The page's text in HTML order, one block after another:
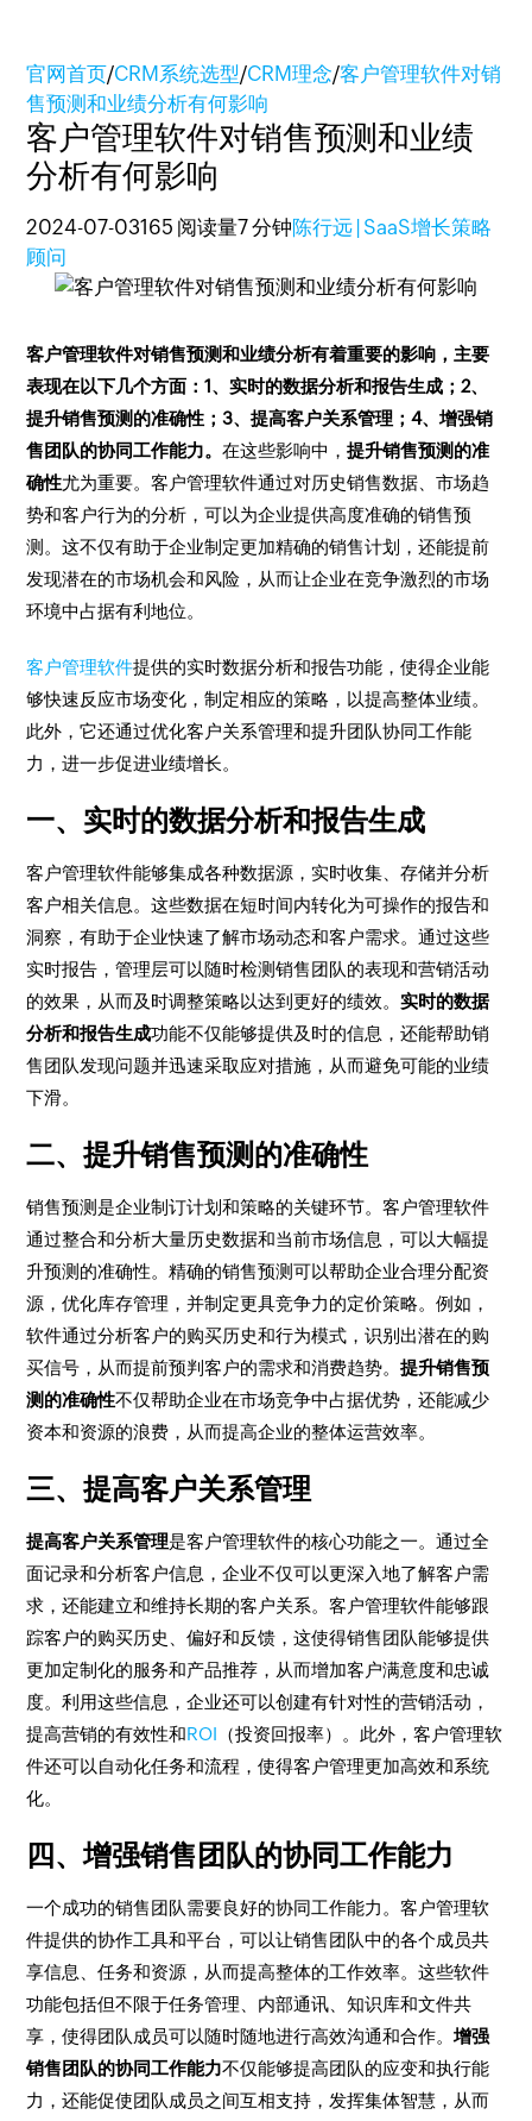
官网首页/CRM系统选型/CRM理念/客户管理软件对销
售预测和业绩分析有何影响
客户管理软件对销售预测和业绩
分析有何影响
2024-07-03165 阅读量7 分钟陈行远 | SaaS增长策略
顾问
客户管理软件对销售预测和业绩分析有着重要的影响，主要
表现在以下几个方面：1、实时的数据分析和报告生成；2、
提升销售预测的准确性；3、提高客户关系管理；4、增强销
售团队的协同工作能力。在这些影响中，提升销售预测的准
确性尤为重要。客户管理软件通过对历史销售数据、市场趋
势和客户行为的分析，可以为企业提供高度准确的销售预
测。这不仅有助于企业制定更加精确的销售计划，还能提前
发现潜在的市场机会和风险，从而让企业在竞争激烈的市场
环境中占据有利地位。
客户管理软件提供的实时数据分析和报告功能，使得企业能
够快速反应市场变化，制定相应的策略，以提高整体业绩。
此外，它还通过优化客户关系管理和提升团队协同工作能
力，进一步促进业绩增长。
一、实时的数据分析和报告生成
客户管理软件能够集成各种数据源，实时收集、存储并分析
客户相关信息。这些数据在短时间内转化为可操作的报告和
洞察，有助于企业快速了解市场动态和客户需求。通过这些
实时报告，管理层可以随时检测销售团队的表现和营销活动
的效果，从而及时调整策略以达到更好的绩效。实时的数据
分析和报告生成功能不仅能够提供及时的信息，还能帮助销
售团队发现问题并迅速采取应对措施，从而避免可能的业绩
下滑。
二、提升销售预测的准确性
销售预测是企业制订计划和策略的关键环节。客户管理软件
通过整合和分析大量历史数据和当前市场信息，可以大幅提
升预测的准确性。精确的销售预测可以帮助企业合理分配资
源，优化库存管理，并制定更具竞争力的定价策略。例如，
软件通过分析客户的购买历史和行为模式，识别出潜在的购
买信号，从而提前预判客户的需求和消费趋势。提升销售预
测的准确性不仅帮助企业在市场竞争中占据优势，还能减少
资本和资源的浪费，从而提高企业的整体运营效率。
三、提高客户关系管理
提高客户关系管理是客户管理软件的核心功能之一。通过全
面记录和分析客户信息，企业不仅可以更深入地了解客户需
求，还能建立和维持长期的客户关系。客户管理软件能够跟
踪客户的购买历史、偏好和反馈，这使得销售团队能够提供
更加定制化的服务和产品推荐，从而增加客户满意度和忠诚
度。利用这些信息，企业还可以创建有针对性的营销活动，
提高营销的有效性和ROI （投资回报率）。此外，客户管理软
件还可以自动化任务和流程，使得客户管理更加高效和系统
化。
四、增强销售团队的协同工作能力
一个成功的销售团队需要良好的协同工作能力。客户管理软
件提供的协作工具和平台，可以让销售团队中的各个成员共
享信息、任务和资源，从而提高整体的工作效率。这些软件
功能包括但不限于任务管理、内部通讯、知识库和文件共
享，使得团队成员可以随时随地进行高效沟通和合作。增强
销售团队的协同工作能力不仅能够提高团队的应变和执行能
力，还能促使团队成员之间互相支持，发挥集体智慧，从而